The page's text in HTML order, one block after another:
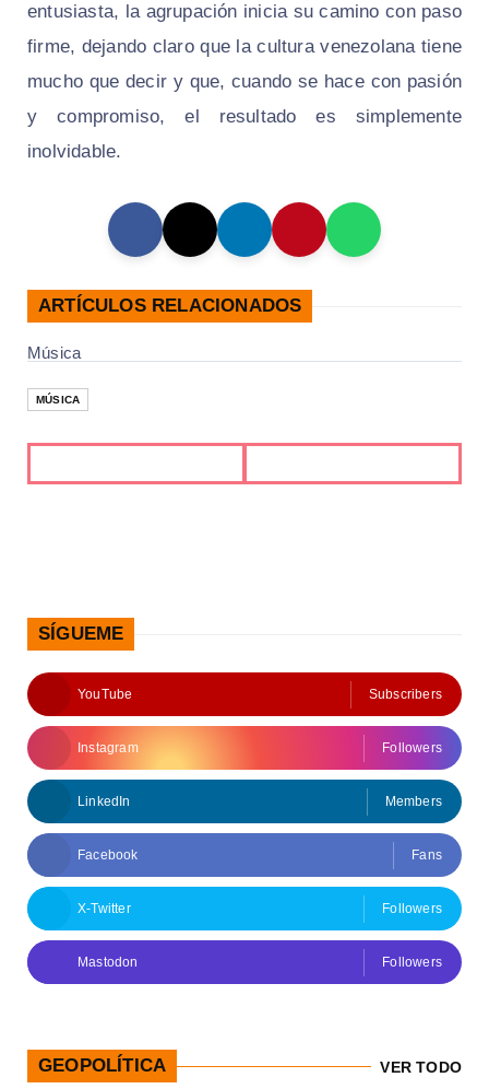
entusiasta, la agrupación inicia su camino con paso
firme, dejando claro que la cultura venezolana tiene
mucho que decir y que, cuando se hace con pasión
y compromiso, el resultado es simplemente
inolvidable.
ARTÍCULOS RELACIONADOS
Música
MÚSICA
SÍGUEME
YouTube Subscribers
Instagram Followers
LinkedIn Members
Facebook Fans
X-Twitter Followers
Mastodon Followers
GEOPOLÍTICA VER TODO